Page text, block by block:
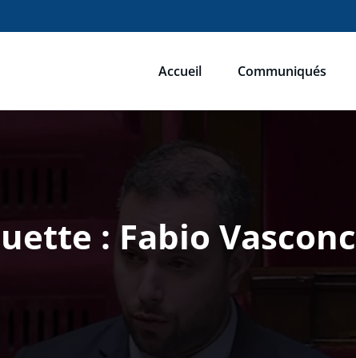
Sébastien Humbert
Accueil Communiqués
: Fabio